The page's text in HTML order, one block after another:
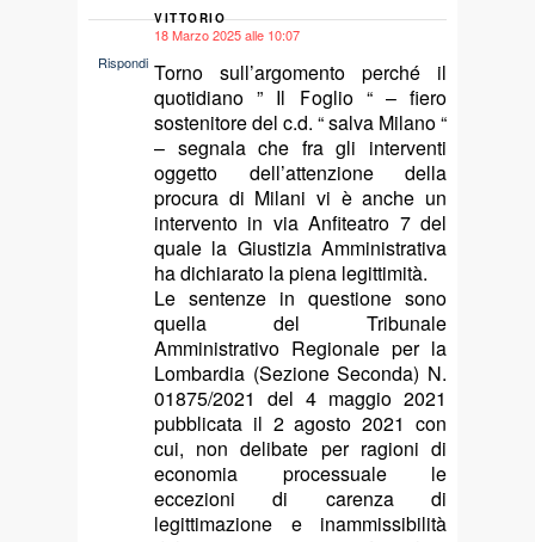
VITTORIO
18 Marzo 2025 alle 10:07
Torno sull’argomento perché il
quotidiano ” Il Foglio “ – fiero
sostenitore del c.d. “ salva Milano “
– segnala che fra gli interventi
oggetto dell’attenzione della
procura di Milani vi è anche un
intervento in via Anfiteatro 7 del
quale la Giustizia Amministrativa
ha dichiarato la piena legittimità.
Le sentenze in questione sono
quella del Tribunale
Amministrativo Regionale per la
Lombardia (Sezione Seconda) N.
01875/2021 del 4 maggio 2021
pubblicata il 2 agosto 2021 con
cui, non delibate per ragioni di
economia processuale le
eccezioni di carenza di
legittimazione e inammissibilità
Rispondi